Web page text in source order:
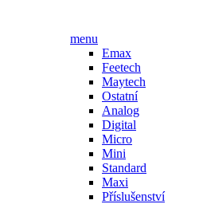
menu
Emax
Feetech
Maytech
Ostatní
Analog
Digital
Micro
Mini
Standard
Maxi
Příslušenství